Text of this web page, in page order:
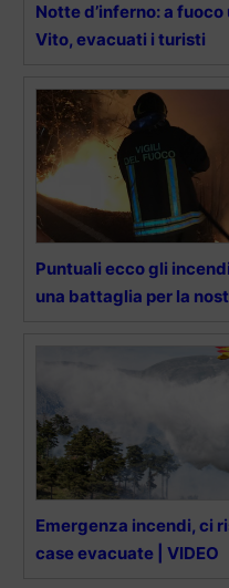
Notte d’inferno: a
Vito, evacuati i turisti
Puntuali ecco gli
una battaglia per la
Emergenza incendi, ci
case evacuate | VIDEO